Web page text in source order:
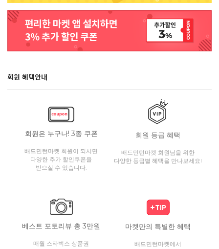
회원 혜택안내
회원은 누구나! 3종 쿠폰
배드민턴마켓 회원이 되시면
다양한 추가 할인쿠폰을
받으실 수 있습니다.
회원 등급 혜택
배드민턴마켓 회원님을 위한
다양한 등급별 혜택을 만나보세요!
베스트 포토리뷰 총 3만원
매월 스타벅스 상품권
마켓만의 특별한 혜택
배드민턴마켓에서